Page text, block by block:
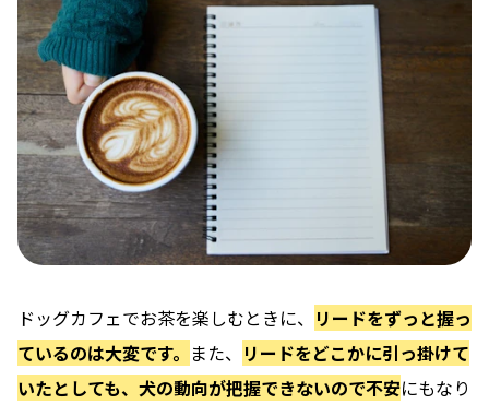
ドッグカフェでお茶を楽しむときに、 リードをずっと握っ
ているのは大変です。 また、 リードをどこかに引っ掛けて
いたとしても、犬の動向が把握できないので不安にもなり